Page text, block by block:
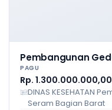
Pembangunan
PAGU
Rp.
DINAS KESEHATAN
Seram Bagian Barat